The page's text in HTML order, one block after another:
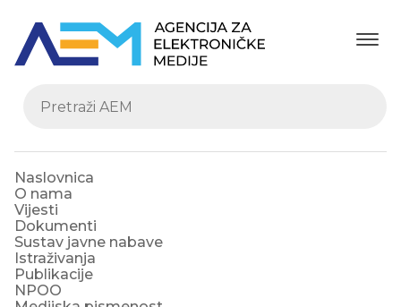
Naslovnica
O nama
Vijesti
Dokumenti
Sustav javne nabave
Istraživanja
Publikacije
NPOO